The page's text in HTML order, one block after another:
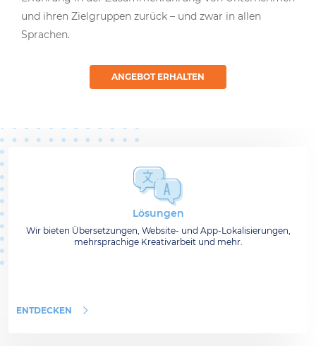
und ihren Zielgruppen zurück – und zwar in allen
Sprachen.
ANGEBOT ERHALTEN
Lösungen
Wir bieten Übersetzungen, Website- und App-Lokalisierungen,
mehrsprachige Kreativarbeit und mehr.
ENTDECKEN